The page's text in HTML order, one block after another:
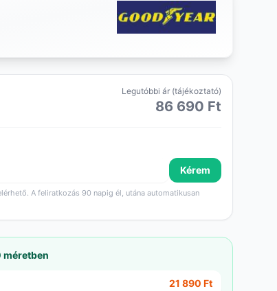
Legutóbbi ár (tájékoztató)
86 690 Ft
Kérem
A feliratkozás 90 napig él, utána automatikusan
méretben
21 890 Ft